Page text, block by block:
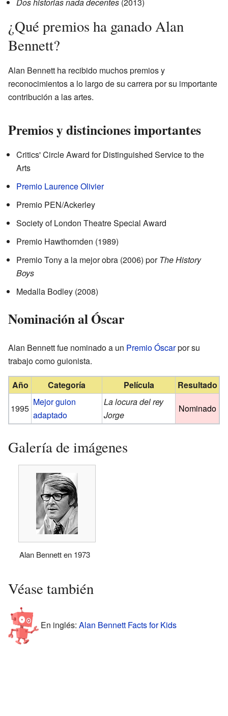
Dos historias nada decentes (2013)
¿Qué premios ha ganado Alan
Bennett?
Alan Bennett ha recibido muchos premios y
reconocimientos a lo largo de su carrera por su importante
contribución a las artes.
Premios y distinciones importantes
Critics' Circle Award for Distinguished Service to the
Arts
Premio Laurence Olivier
Premio PEN/Ackerley
Society of London Theatre Special Award
Premio Hawthornden (1989)
Premio Tony a la mejor obra (2006) porThe History
Boys
Medalla Bodley (2008)
Nominación al Óscar
Alan Bennett fue nominado a un Premio Óscarpor su
trabajo como guionista.
Año Categoría Película
Resultado
1995
Mejor guion
adaptado
La locura del rey
Jorge
Nominado
Galería de imágenes
Alan Bennett en 1973
Véase también
En inglés: Alan Bennett Facts for Kids